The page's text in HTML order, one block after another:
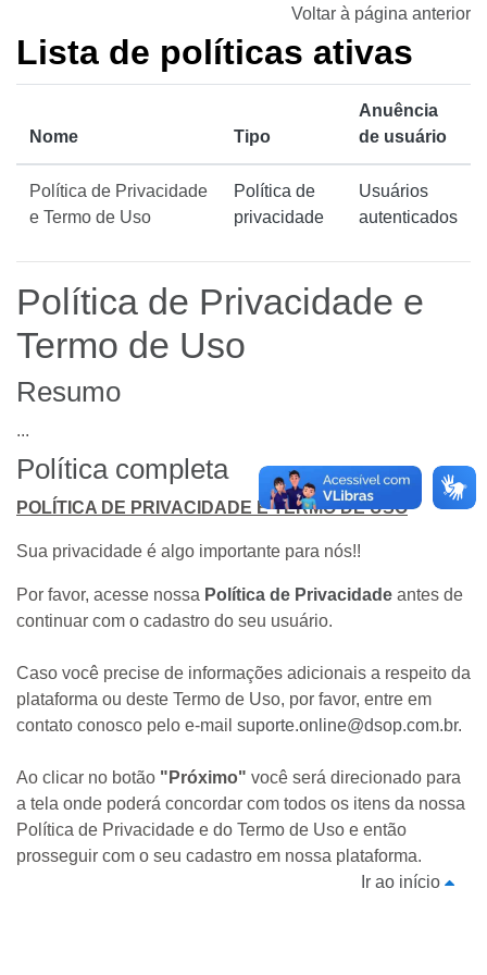
Voltar à página anterior
Lista de políticas ativas
Nome Tipo
Anuência
de usuário
Política de Privacidade
e Termo de Uso
Política de
privacidade
Usuários
autenticados
Política de Privacidade e
Termo de Uso
Resumo
...
Política completa
POLÍTICA DE PRIVACIDADE E TERMO DE USO
Sua privacidade é algo importante para nós!!
Por favor, acesse nossa Política de Privacidade antes de
continuar com o cadastro do seu usuário.
Caso você precise de informações adicionais a respeito da
plataforma ou deste Termo de Uso, por favor, entre em
contato conosco pelo e-mail suporte.online@dsop.com.br.
Ao clicar no botão "Próximo" você será direcionado para
a tela onde poderá concordar com todos os itens da nossa
Política de Privacidade e do Termo de Uso e então
prosseguir com o seu cadastro em nossa plataforma.
Ir ao início